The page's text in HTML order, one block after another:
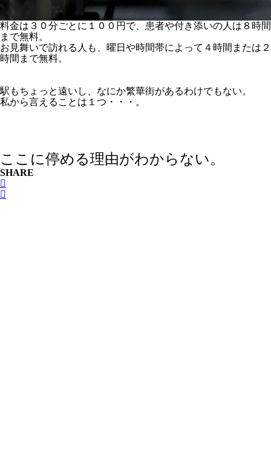
料金は３０分ごとに１００円で、患者や付き添いの人は８時間
まで無料。
お見舞いで訪れる人も、曜日や時間帯によって４時間または２
時間まで無料。
駅もちょっと遠いし、なにか繁華街があるわけでもない。
私から言えることは１つ・・・。
ここに停める理由がわからない。
SHARE